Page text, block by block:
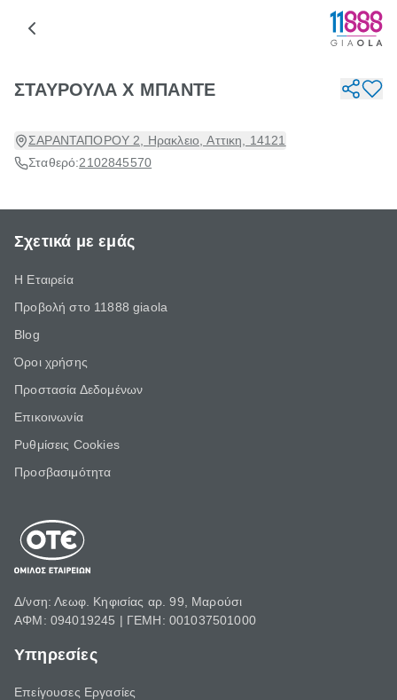
ΣΤΑΥΡΟΥΛΑ Χ ΜΠΑΝΤΕ
ΣΑΡΑΝΤΑΠΟΡΟΥ 2, Ηρακλειο, Αττικη, 14121
Σταθερό:2102845570
Σχετικά με εμάς
Η Εταιρεία
Προβολή στο 11888 giaola
Blog
Όροι χρήσης
Προστασία Δεδομένων
Επικοινωνία
Ρυθμίσεις Cookies
Προσβασιμότητα
Δ/νση: Λεωφ. Κηφισίας αρ. 99, Μαρούσι
ΑΦΜ: 094019245 | ΓΕΜΗ: 001037501000
Υπηρεσίες
Επείγουσες Εργασίες